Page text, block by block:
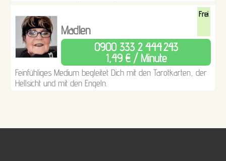
Madlen
Frei
0900 333 2 444243
1,49 € / Minute
Feinfühliges Medium begleitet Dich mit den Tarotkarten, der
Hellsicht und mit den Engeln.